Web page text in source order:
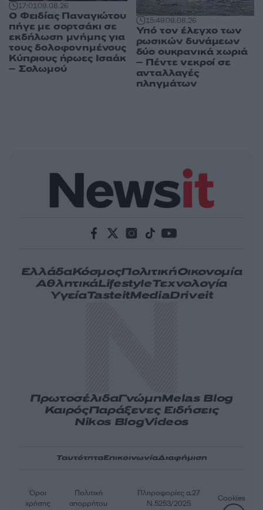
17:0109.08.26
Ο Φειδίας Παναγιώτου
πήγε με σορτσάκι σε
εκδήλωση μνήμης για
τους δολοφονημένους
Κύπριους ήρωες Ισαάκ
– Σολωμού
15:4909.08.26
Υπό τον έλεγχο των
ρωσικών δυνάμεων
δύο ουκρανικά χωριά
– Πέντε νεκροί σε
ανταλλαγές
πληγμάτων
ΕλλάδαΚόσμοςΠολιτικήΟικονομία
ΑθλητικάLifestyleΤεχνολογία
ΥγείαTasteitMediaDriveit
ΠρωτοσέλιδαΓνώμηMelas Blog
ΚαιρόςΠαράξενες Ειδήσεις
Nikos BlogVideos
ΤαυτότηταΕπικοινωνίαΔιαφήμιση
Όροι
χρήσης
Πολιτική
απορρήτου
Πληροφορίες α.27
Ν.5253/2025
Cookies